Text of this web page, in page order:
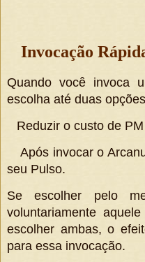
Invocação
Quando você invoca
escolha até duas
Reduzir o custo de
Após invocar o
seu Pulso.
Se escolher pelo
voluntariamente
escolher ambas, o
para essa invocação.